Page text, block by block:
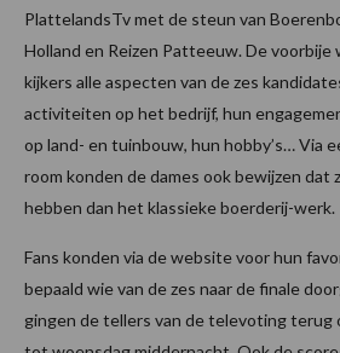
PlattelandsTv met de steun van
Holland en Reizen Patteeuw. De voorbije
kijkers alle aspecten van de zes
activiteiten op het bedrijf, hun
op land- en tuinbouw, hun hobby’s… Via
room konden de dames ook bewijzen dat
hebben dan het klassieke boerderij-werk.
Fans konden via de website voor hun
bepaald wie van de zes naar de finale
gingen de tellers van de televoting terug